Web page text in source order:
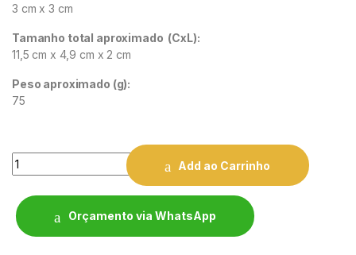
3 cm x 3 cm
Tamanho total aproximado (CxL):
11,5 cm x 4,9 cm x 2 cm
Peso aproximado (g):
75
Quantity
Add ao Carrinho
Orçamento via WhatsApp